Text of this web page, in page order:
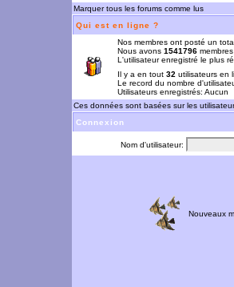
Marquer tous les forums comme lus
Qui est en ligne ?
Nos membres ont posté un
Nous avons 1541796
L'utilisateur enregistré le plus
Il y a en tout 32 utilisateurs en
Le record du nombre
Utilisateurs enregistrés: Aucun
Ces données sont basées sur les
Connexion
Nom d'utilisateur:
Nouveaux